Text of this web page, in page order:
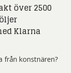
över 2500
Klarna
från konstnären?